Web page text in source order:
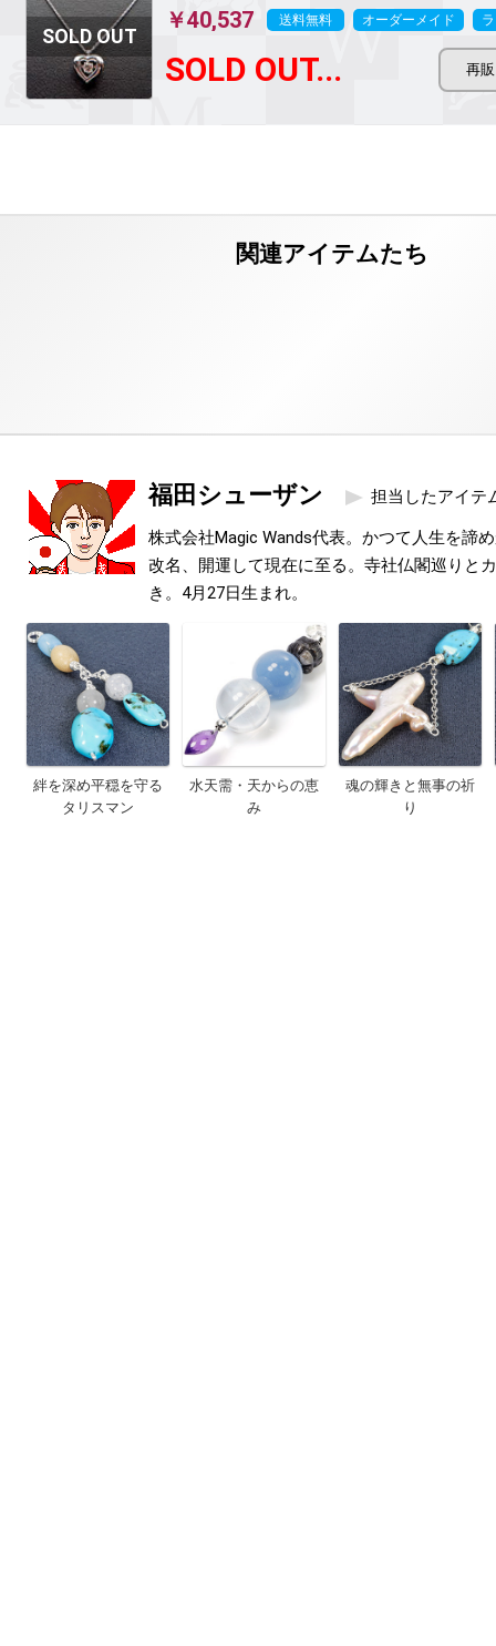
￥40,537 送料無料 オーダーメイド
SOLD OUT...
福田シューザン 担当したアイテ
株式会社Magic Wands代表。かつて人生を諦
改名、開運して現在に至る。寺社仏閣巡りと
き。4月27日生まれ。
絆を深め平穏を守る
タリスマン
水天需・天からの恵
み
魂の輝きと無事の祈
り